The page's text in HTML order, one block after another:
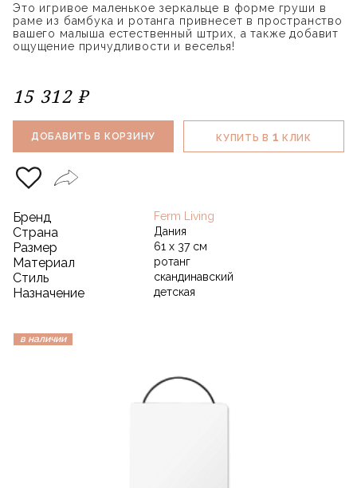
Это игривое маленькое зеркальце в форме груши в
раме из бамбука и ротанга привнесет в пространство
вашего малыша естественный штрих, а также добавит
ощущение причудливости и веселья!
15 312 ₽
ДОБАВИТЬ В КОРЗИНУ КУПИТЬ В 1 КЛИК
Бренд Ferm Living
Страна Дания
Размер 61 х 37 см
Материал ротанг
Стиль скандинавский
Назначение детская
в наличии